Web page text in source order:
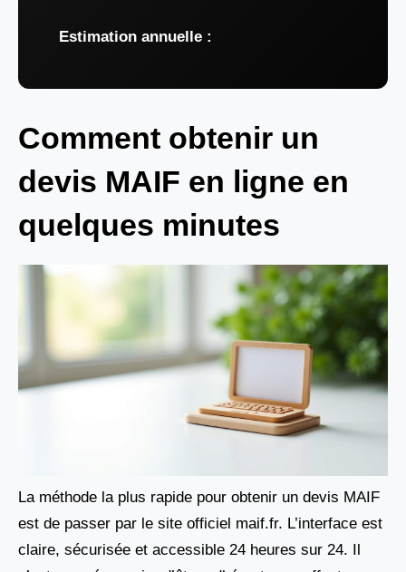
Estimation annuelle :
Comment obtenir un
devis MAIF en ligne en
quelques minutes
La méthode la plus rapide pour obtenir un devis MAIF
est de passer par le site officiel maif.fr. L’interface est
claire, sécurisée et accessible 24 heures sur 24. Il